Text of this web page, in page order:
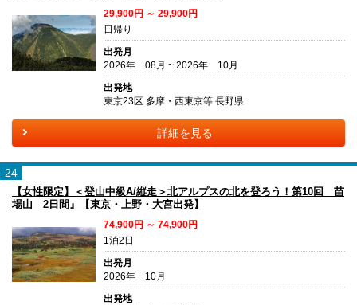
29,900円 ～ 29,900円
日帰り
出発月
2026年 08月 ~ 2026年 10月
出発地
東京23区 多摩・西東京等 長野県
詳細を見る
24
【女性限定】＜登山中級A/縦走＞北アルプスの北を登ろう！第10回 苗
場山 2日間』【東京・上野・大宮出発】
74,900円 ～ 74,900円
1泊2日
出発月
2026年 10月
出発地